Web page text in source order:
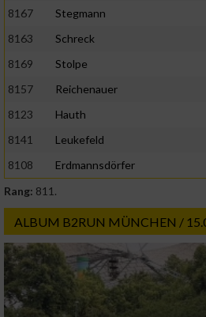
8167
Stegmann
8163
Schreck
8169
Stolpe
8157
Reichenauer
8123
Hauth
8141
Leukefeld
8108
Erdmannsdörfer
Rang: 811.
ALBUM B2RUN MÜNCHEN /